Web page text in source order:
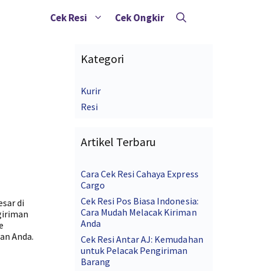
Cek Resi Cek Ongkir
di
Anda.
Kategori
Kurir
Resi
Artikel Terbaru
Cara Cek Resi Cahaya Express
Cargo
Cek Resi Pos Biasa Indonesia:
Cara Mudah Melacak Kiriman
Anda
Cek Resi Antar AJ: Kemudahan
untuk Pelacak Pengiriman
Barang